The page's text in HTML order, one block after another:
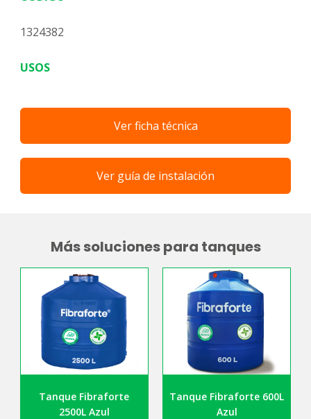
1324382
USOS
Ver ficha técnica
Ver guía de instalación
Más soluciones para tanques
Tanque Fibraforte
2500L Azul
Tanque Fibraforte 600L
Azul